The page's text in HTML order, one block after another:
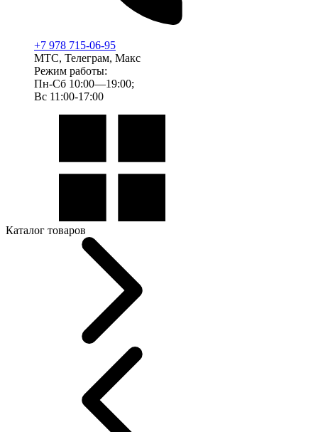
+7 978 715-06-95
МТС, Телеграм, Макс
Режим работы:
Пн-Сб 10:00—19:00;
Вс 11:00-17:00
Каталог товаров